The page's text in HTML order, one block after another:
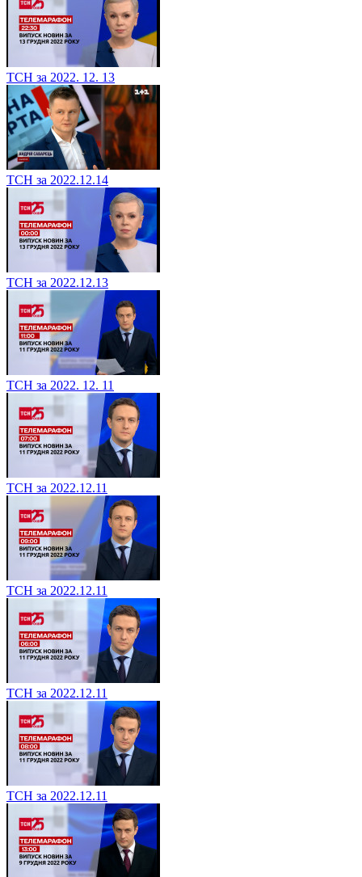
ТСН за 2022. 12. 13
ТСН за 2022.12.14
ТСН за 2022.12.13
ТСН за 2022. 12. 11
ТСН за 2022.12.11
ТСН за 2022.12.11
ТСН за 2022.12.11
ТСН за 2022.12.11